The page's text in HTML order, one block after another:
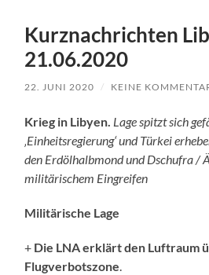
Kurznachrichten
21.06.2020
22. JUNI 2020 / KEINE
Krieg in Libyen. Lage spitzt sich
‚Einheitsregierung‘ und Türkei
den Erdölhalbmond und Dschufra /
militärischem Eingreifen
Militärische Lage
+ Die LNA erklärt den Luftraum
Flugverbotszone.